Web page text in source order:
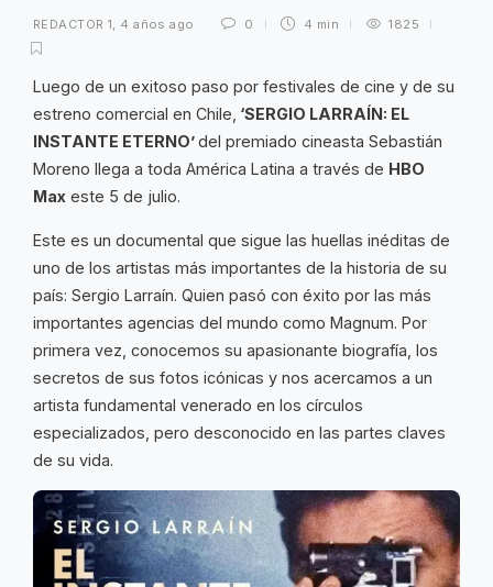
REDACTOR 1, 4 años ago 0 4 min 1825
Luego de un exitoso paso por festivales de cine y de su
estreno comercial en Chile, ‘SERGIO LARRAÍN: EL
INSTANTE ETERNO’del premiado cineasta Sebastián
Moreno llega a toda América Latina a través de HBO
Max este 5 de julio.
Este es un documental que sigue las huellas inéditas de
uno de los artistas más importantes de la historia de su
país: Sergio Larraín. Quien pasó con éxito por las más
importantes agencias del mundo como Magnum. Por
primera vez, conocemos su apasionante biografía, los
secretos de sus fotos icónicas y nos acercamos a un
artista fundamental venerado en los círculos
especializados, pero desconocido en las partes claves
de su vida.